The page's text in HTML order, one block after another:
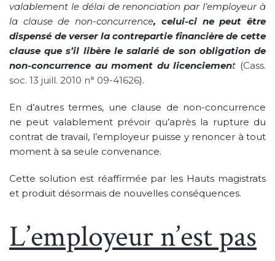
valablement le délai de renonciation par l’employeur à
la clause de non-concurrence, celui-ci ne peut être
dispensé de verser la contrepartie financière de cette
clause que s’il libère le salarié de son obligation de
non-concurrence au moment du licenciement (Cass.
soc. 13 juill. 2010 n° 09-41626).
En d’autres termes, une clause de non-concurrence
ne peut valablement prévoir qu’après la rupture du
contrat de travail, l’employeur puisse y renoncer à tout
moment à sa seule convenance.
Cette solution est réaffirmée par les Hauts magistrats
et produit désormais de nouvelles conséquences.
L’employeur n’est pas